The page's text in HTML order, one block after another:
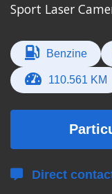
Sport Laser
Benzine
110.561 KM
Direct